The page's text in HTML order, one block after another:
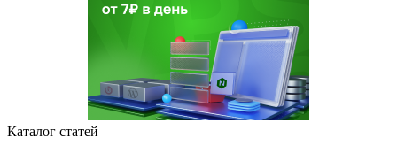
Каталог статей